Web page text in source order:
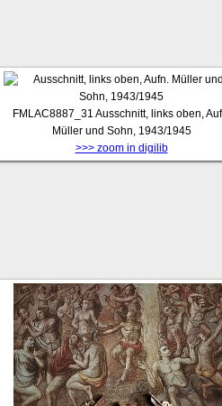
FMLAC8887_31 Ausschnitt, links oben,
Müller und Sohn, 1943/1945
>>> zoom in digilib